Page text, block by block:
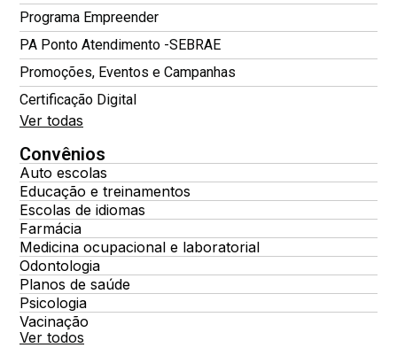
Programa Empreender
PA Ponto Atendimento -SEBRAE
Promoções, Eventos e Campanhas
Certificação Digital
Ver todas
Convênios
Auto escolas
Educação e treinamentos
Escolas de idiomas
Farmácia
Medicina ocupacional e laboratorial
Odontologia
Planos de saúde
Psicologia
Vacinação
Ver todos